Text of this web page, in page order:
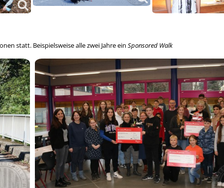
statt. Beispielsweise alle zwei Jahre ein Sponsored Walk